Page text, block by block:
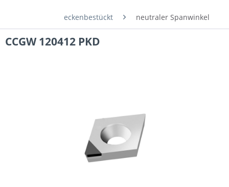
eckenbestückt neutraler Spanwinkel
CCGW 120412 PKD